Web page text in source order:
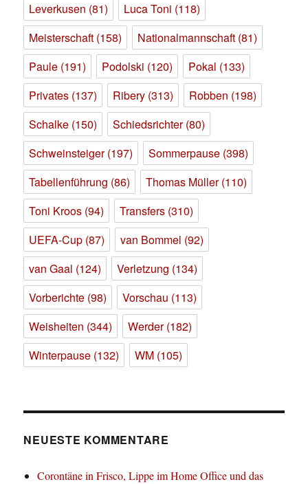
Leverkusen (81) Luca Toni (118)
Meisterschaft (158) Nationalmannschaft (81)
Paule (191) Podolski (120) Pokal (133)
Privates (137) Ribery (313) Robben (198)
Schalke (150) Schiedsrichter(80)
Schweinsteiger(197) Sommerpause (398)
Tabellenführung (86) Thomas Müller(110)
Toni Kroos (94) Transfers (310)
UEFA-Cup (87) van Bommel (92)
van Gaal (124) Verletzung (134)
Vorberichte (98) Vorschau (113)
Weisheiten (344) Werder(182)
Winterpause (132) WM (105)
NEUESTE KOMMENTARE
Corontäne in Frisco, Lippe im Home Office und das